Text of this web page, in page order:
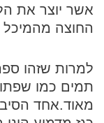
אשר יוצר את
החוצה מהמיכל
למרות שזהו
תמים כמו
מאוד.אחד